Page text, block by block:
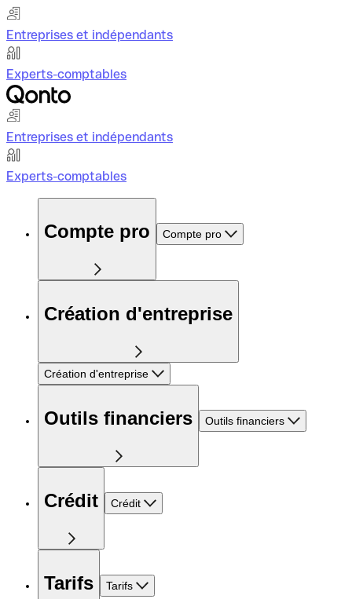
Entreprises et indépendants
Experts-comptables
Entreprises et indépendants
Experts-comptables
Compte pro Compte pro
Création d'entreprise
Création d'entreprise
Outils financiers Outils financiers
Crédit Crédit
Tarifs Tarifs